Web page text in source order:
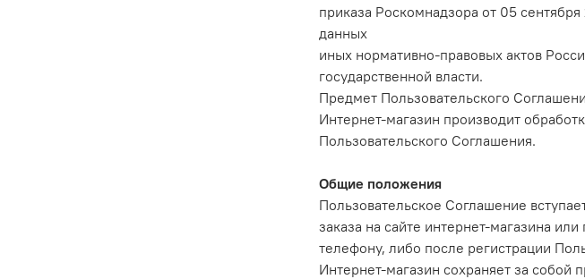
приказа Роскомнадзора от 05
данных
иных нормативно-правовых актов
государственной власти.
Предмет Пользовательского
Интернет-магазин производит
Пользовательского Соглашения.
Общие положения
Пользовательское Соглашение
заказа на сайте интернет-магазина
телефону, либо после регистрации
Интернет-магазин сохраняет за